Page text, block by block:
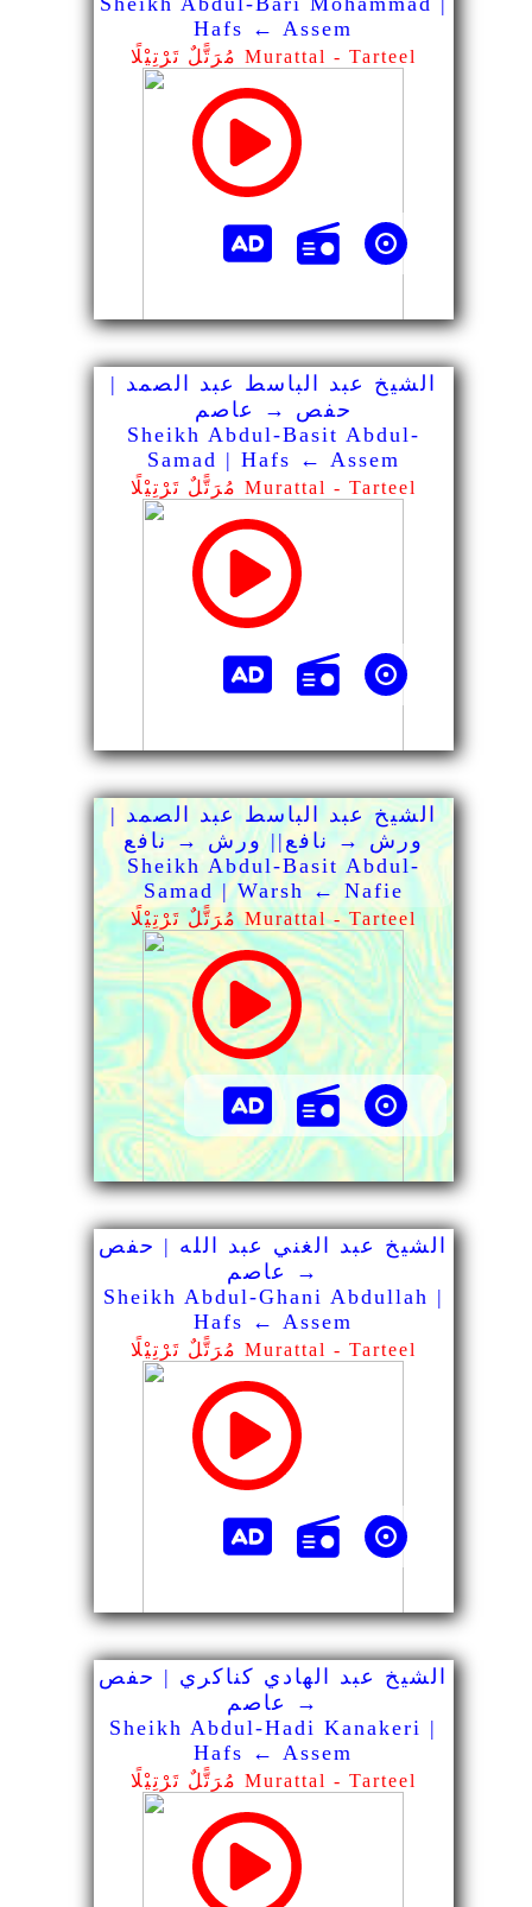
Hafs ← Assem
مُرَتًّلٌ تَرْتِيْلًا Murattal - Tarteel
الشيخ عبد الباسط عبد الصمد |
حفص → عاصم
Sheikh Abdul-Basit Abdul-
Samad | Hafs ← Assem
مُرَتًّلٌ تَرْتِيْلًا Murattal - Tarteel
الشيخ عبد الباسط عبد الصمد |
ورش → نافع|| ورش → نافع
Sheikh Abdul-Basit Abdul-
Samad | Warsh ← Nafie
مُرَتًّلٌ تَرْتِيْلًا Murattal - Tarteel
الشيخ عبد الغني عبد الله | حفص
→ عاصم
Sheikh Abdul-Ghani Abdullah |
Hafs ← Assem
مُرَتًّلٌ تَرْتِيْلًا Murattal - Tarteel
الشيخ عبد الهادي كناكري | حفص
→ عاصم
Sheikh Abdul-Hadi Kanakeri |
Hafs ← Assem
مُرَتًّلٌ تَرْتِيْلًا Murattal - Tarteel